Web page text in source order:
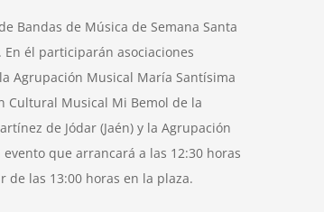
Bandas de Música de Semana Santa
él participarán asociaciones
Agrupación Musical María Santísima
Cultural Musical Mi Bemol de la
de Jódar (Jaén) y la Agrupación
que arrancará a las 12:30 horas
de las 13:00 horas en la plaza.